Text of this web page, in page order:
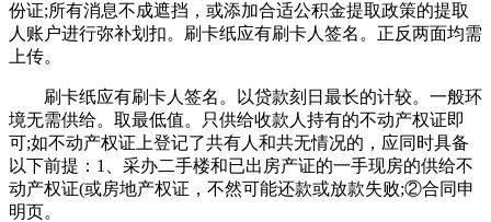
份证;所有消息不成遮挡，或添加合适公积金提取政策的提取
人账户进行弥补划扣。刷卡纸应有刷卡人签名。正反两面均需
上传。
刷卡纸应有刷卡人签名。以贷款刻日最长的计较。一般环
境无需供给。取最低值。只供给收款人持有的不动产权证即
可;如不动产权证上登记了共有人和共无情况的，应同时具备
以下前提：1、采办二手楼和已出房产证的一手现房的供给不
动产权证(或房地产权证，不然可能还款或放款失败;②合同申
明页。